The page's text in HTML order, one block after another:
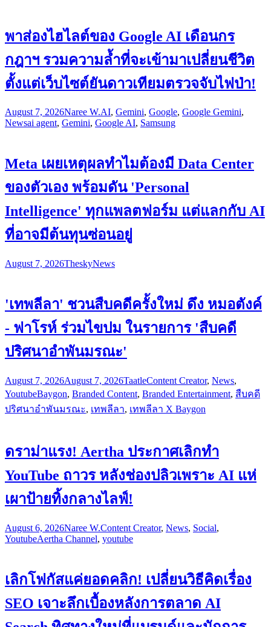
พาส่องไฮไลต์ของ Google AI เดือนกร
กฎาฯ รวมความล้ำที่จะเข้ามาเปลี่ยนชีวิต
ตั้งแต่เว็บไซต์ยันดาวเทียมตรวจจับไฟป่า!
August 7, 2026Naree W.AI, Gemini, Google, Google Gemini,
Newsai agent, Gemini, Google AI, Samsung
Meta เผยเหตุผลทำไมต้องมี Data Center
ของตัวเอง พร้อมดัน 'Personal
Intelligence' ทุกแพลตฟอร์ม แต่แลกกับ AI
ที่อาจมีต้นทุนซ่อนอยู่
August 7, 2026TheskyNews
'เทพลีลา' ชวนสืบคดีครั้งใหม่ ดึง หมอตังค์
- ฟาโรห์ ร่วมไขปม ในรายการ 'สืบคดี
ปริศนาอำพันมรณะ'
August 7, 2026August 7, 2026TaatleContent Creator, News,
YoutubeBaygon, Branded Content, Branded Entertainment, สืบคดี
ปริศนาอำพันมรณะ, เทพลีลา, เทพลีลา X Baygon
ดราม่าแรง! Aertha ประกาศเลิกทำ
YouTube ถาวร หลังช่องปลิวเพราะ AI แห่
เผาป้ายทิ้งกลางไลฟ์!
August 6, 2026Naree W.Content Creator, News, Social,
YoutubeAertha Channel, youtube
เลิกโฟกัสแค่ยอดคลิก! เปลี่ยนวิธีคิดเรื่อง
SEO เจาะลึกเบื้องหลังการตลาด AI